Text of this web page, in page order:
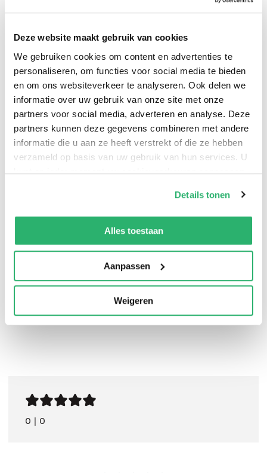
Deze website maakt gebruik van cookies
We gebruiken cookies om content en advertenties te
personaliseren, om functies voor social media te bieden
en om ons websiteverkeer te analyseren. Ook delen we
informatie over uw gebruik van onze site met onze
partners voor social media, adverteren en analyse. Deze
partners kunnen deze gegevens combineren met andere
informatie die u aan ze heeft verstrekt of die ze hebben
verzameld op basis van uw gebruik van hun services. U
kunt op ieder moment uw cookievoorkeuren aanpassen
We werken samen met42 derdendie uw gegevens
kunnen ontvangen en verwerken.
Details tonen
Alles toestaan
Aanpassen
Weigeren
Breakthrough Study of UFOs" When this book was
nuts-and-bolts extraterrestrial hypothesis for UFOs
in favor of one that linked UFOs to a variety of
paranormal and supernatural phenomena that have
taken place throughout history. Keel was one of the
first to note that the UFO phenomenon appears in
different disguises-and that one could not begin to
decipher this great mystery without first taking into
account its many and varied deliberate deceptions.
This Anomalist Books edition follows the original
1970 edition of UFOs: Operation Trojan Horse.
John A Keel.
0 | 0